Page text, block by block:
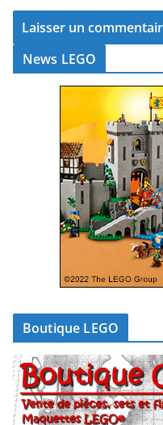
News LEGO
Boutique LEGO